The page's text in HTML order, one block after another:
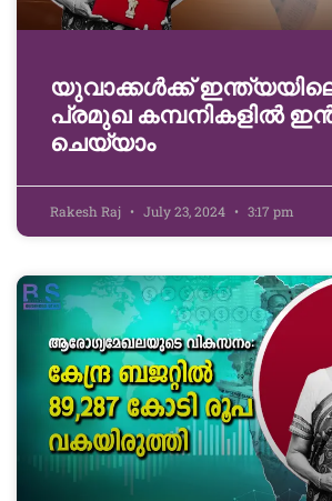
യുവാക്കൾക്ക്
പ്രമുഖ കമ്പനികളിൽ
ചെയ്യാം
Rakesh Raj July 23, 2024 3:17 pm